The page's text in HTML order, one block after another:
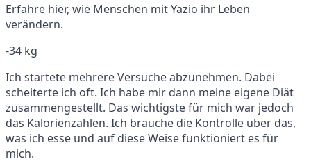
Erfahre hier, wie Menschen mit Yazio ihr Leben
verändern.
-34 kg
Ich startete mehrere Versuche abzunehmen. Dabei
scheiterte ich oft. Ich habe mir dann meine eigene Diät
zusammengestellt. Das wichtigste für mich war jedoch
das Kalorienzählen. Ich brauche die Kontrolle über das,
was ich esse und auf diese Weise funktioniert es für
mich.